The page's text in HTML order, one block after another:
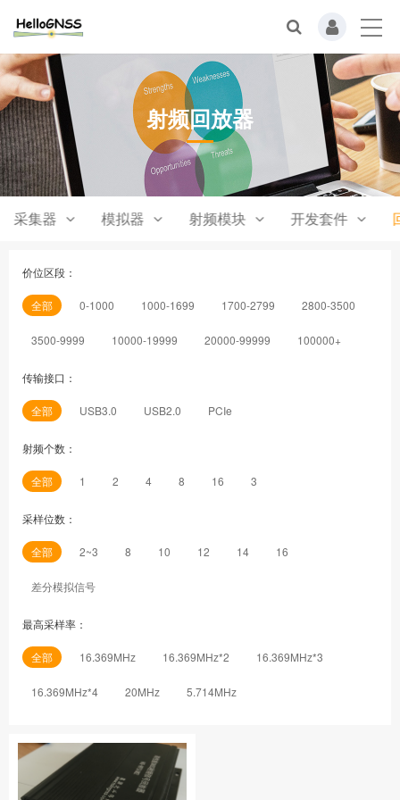
射频回放器
采集器 模拟器 射频模块 开发套件
价位区段：
全部 0-1000 1000-1699 1700-2799 2800-3500
3500-9999 10000-19999 20000-99999 100000+
传输接口：
全部 USB3.0 USB2.0 PCIe
射频个数：
全部 1 2 4 8 16 3
采样位数：
全部 2~3 8 10 12 14 16
差分模拟信号
最高采样率：
全部 16.369MHz 16.369MHz*2 16.369MHz*3
16.369MHz*4 20MHz 5.714MHz